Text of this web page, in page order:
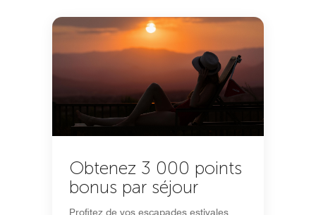
Obtenez 3 000 points
bonus par séjour
Profitez de vos escapades estivales